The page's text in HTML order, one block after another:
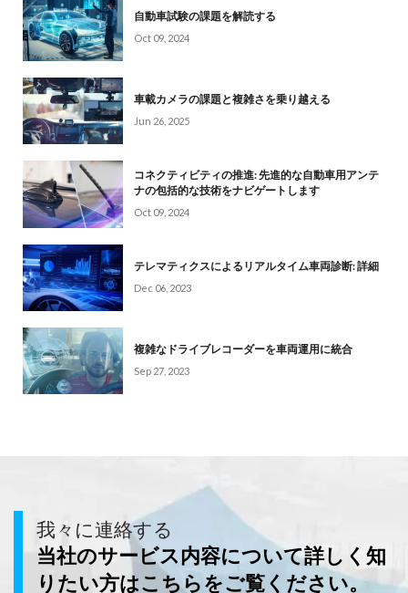
自動車試験の課題を解読する
Oct 09, 2024
車載カメラの課題と複雑さを乗り越える
Jun 26, 2025
コネクティビティの推進: 先進的な自動車用アンテ
ナの包括的な技術をナビゲートします
Oct 09, 2024
テレマティクスによるリアルタイム車両診断: 詳細
Dec 06, 2023
複雑なドライブレコーダーを車両運用に統合
Sep 27, 2023
我々に連絡する
当社のサービス内容について詳しく知
りたい方はこちらをご覧ください。